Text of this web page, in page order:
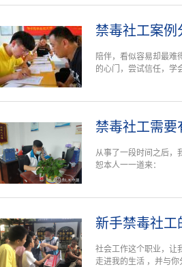
禁毒社工案例
陪伴，看似容易却最难
的心门，尝试信任，学
禁毒社工需要
从事了一段时间之后，
恕本人一一道来：
新手禁毒社工
社会工作这个职业，让
走进我的生活 ，并与